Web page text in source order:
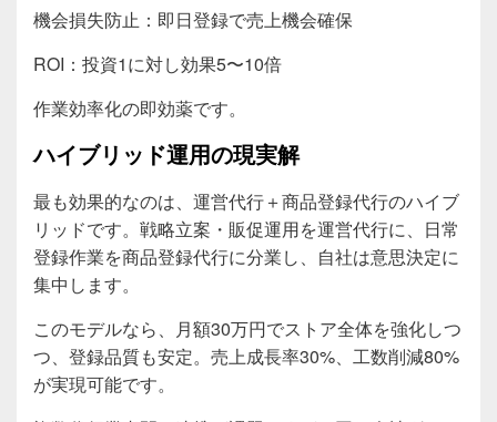
機会損失防止：即日登録で売上機会確保
ROI：投資1に対し効果5〜10倍
作業効率化の即効薬です。
ハイブリッド運用の現実解
最も効果的なのは、運営代行＋商品登録代行のハイブ
リッドです。戦略立案・販促運用を運営代行に、日常
登録作業を商品登録代行に分業し、自社は意思決定に
集中します。
このモデルなら、月額30万円でストア全体を強化しつ
つ、登録品質も安定。売上成長率30%、工数削減80%
が実現可能です。